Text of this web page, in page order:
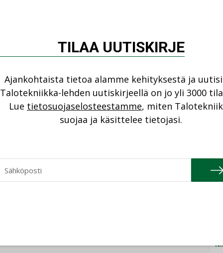
TILAA UUTISKIRJE
Ajankohtaista tietoa alamme kehityksestä ja
Talotekniikka-lehden uutiskirjeellä on jo yli 3000
Lue tietosuojaselosteestamme, miten
suojaa ja käsittelee tietojasi.